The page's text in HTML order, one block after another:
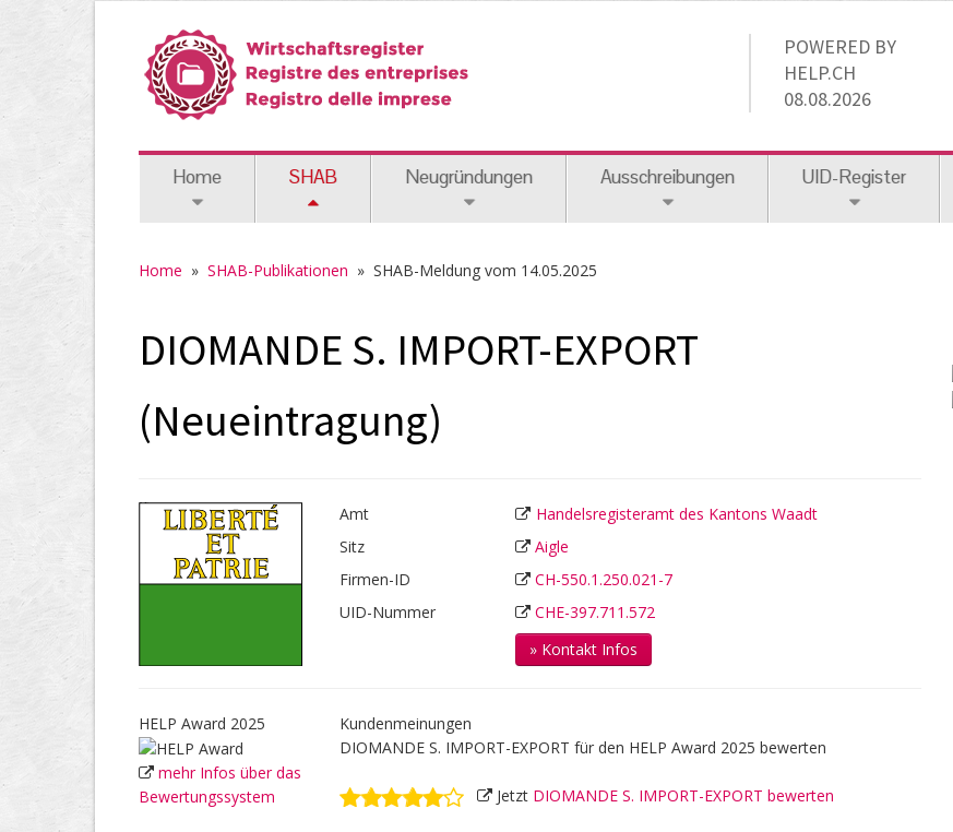
POWERED BY
HELP.CH
08.08.2026
Home SHAB Neugründungen Ausschreibungen UID-Register
Home » SHAB-Publikationen » SHAB-Meldung vom 14.05.2025
DIOMANDE S. IMPORT-EXPORT
(Neueintragung)
Amt
Handelsregisteramt des Kantons Waadt
Sitz
Aigle
Firmen-ID
CH-550.1.250.021-7
UID-Nummer
CHE-397.711.572
» Kontakt Infos
HELP Award 2025
mehr Infos über das
Bewertungssystem
Kundenmeinungen
DIOMANDE S. IMPORT-EXPORT für den HELP Award 2025 bewerten
Jetzt DIOMANDE S. IMPORT-EXPORT bewerten